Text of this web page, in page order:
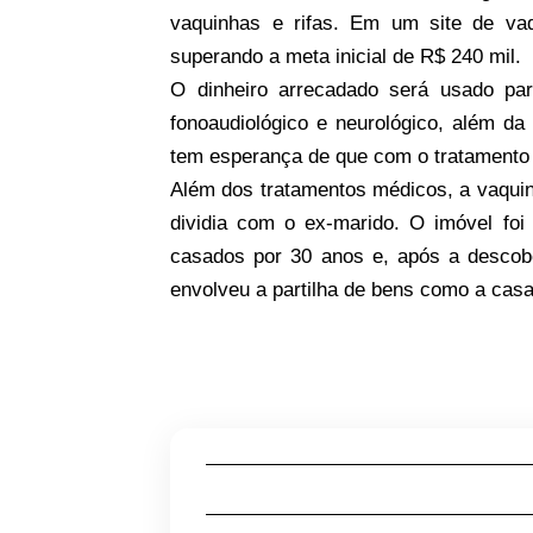
vaquinhas e rifas. Em um site de
superando a meta inicial de R$ 240 mil.
O dinheiro arrecadado será usado
fonoaudiológico e neurológico, além
tem esperança de que com o
Além dos tratamentos médicos, a
dividia com o ex-marido. O imóvel
casados por 30 anos e, após a
envolveu a partilha de bens como a